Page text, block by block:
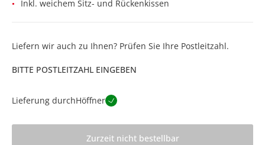
Inkl. weichem Sitz- und Rückenkissen
Liefern wir auch zu Ihnen? Prüfen Sie Ihre Postleitzahl.
BITTE POSTLEITZAHL EINGEBEN
Lieferung durchHöffner
Zurzeit nicht bestellbar